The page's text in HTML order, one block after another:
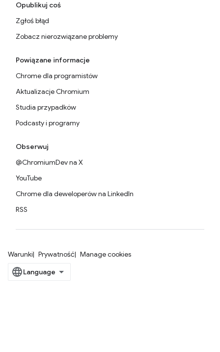
Opublikuj coś
Zgłoś błąd
Zobacz nierozwiązane problemy
Powiązane informacje
Chrome dla programistów
Aktualizacje Chromium
Studia przypadków
Podcasty i programy
Obserwuj
@ChromiumDev na X
YouTube
Chrome dla deweloperów na LinkedIn
RSS
Warunki Prywatność Manage cookies